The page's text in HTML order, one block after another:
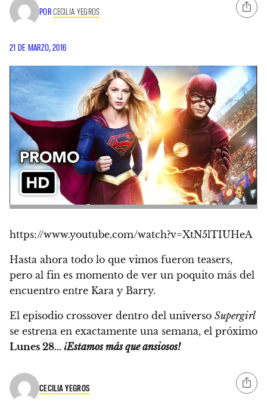
PORCECILIA YEGROS
21 DE MARZO, 2016
https://www.youtube.com/watch?v=XtN5lTIUHeA
Hasta ahora todo lo que vimos fueron teasers,
pero al fin es momento de ver un poquito más del
encuentro entre Kara y Barry.
El episodio crossover dentro del universo Supergirl
se estrena en exactamente una semana, el próximo
Lunes 28… ¡Estamos más que ansiosos!
CECILIA YEGROS